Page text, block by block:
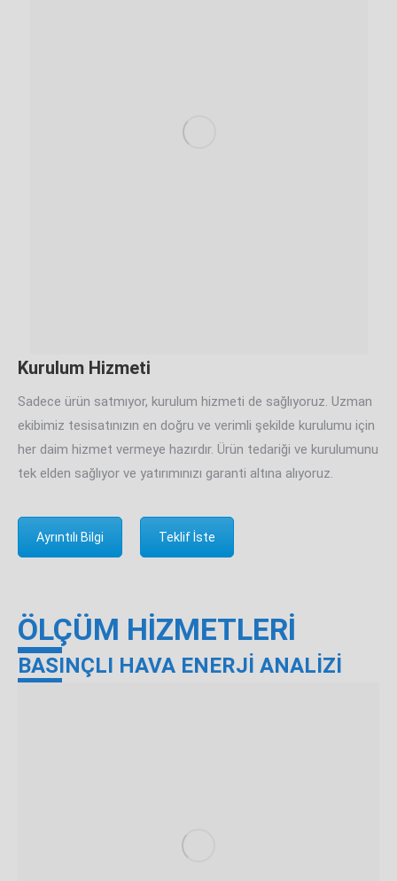
Kurulum Hizmeti
Sadece ürün satmıyor, kurulum hizmeti de sağlıyoruz. Uzman
ekibimiz tesisatınızın en doğru ve verimli şekilde kurulumu için
her daim hizmet vermeye hazırdır. Ürün tedariği ve kurulumunu
tek elden sağlıyor ve yatırımınızı garanti altına alıyoruz.
Ayrıntılı Bilgi Teklif İste
ÖLÇÜM HİZMETLERİ
BASINÇLI HAVA ENERJİ ANALİZİ